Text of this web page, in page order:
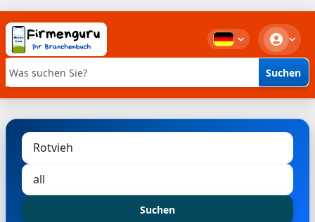
Stichwortsuche Suchen
Suchen